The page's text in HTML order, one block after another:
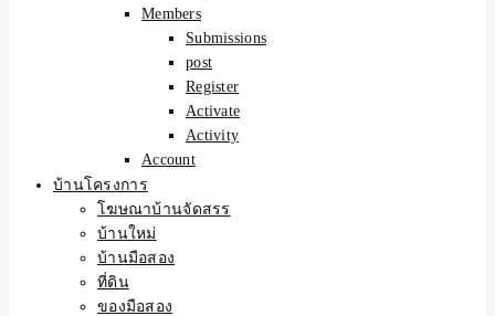
100% ✨Members
Submissions
post
Register
Activate
Activity
Account
บ้านโครงการ
โฆษณาบ้านจัดสรร
บ้านใหม่
บ้านมือสอง
ที่ดิน
ของมือสอง